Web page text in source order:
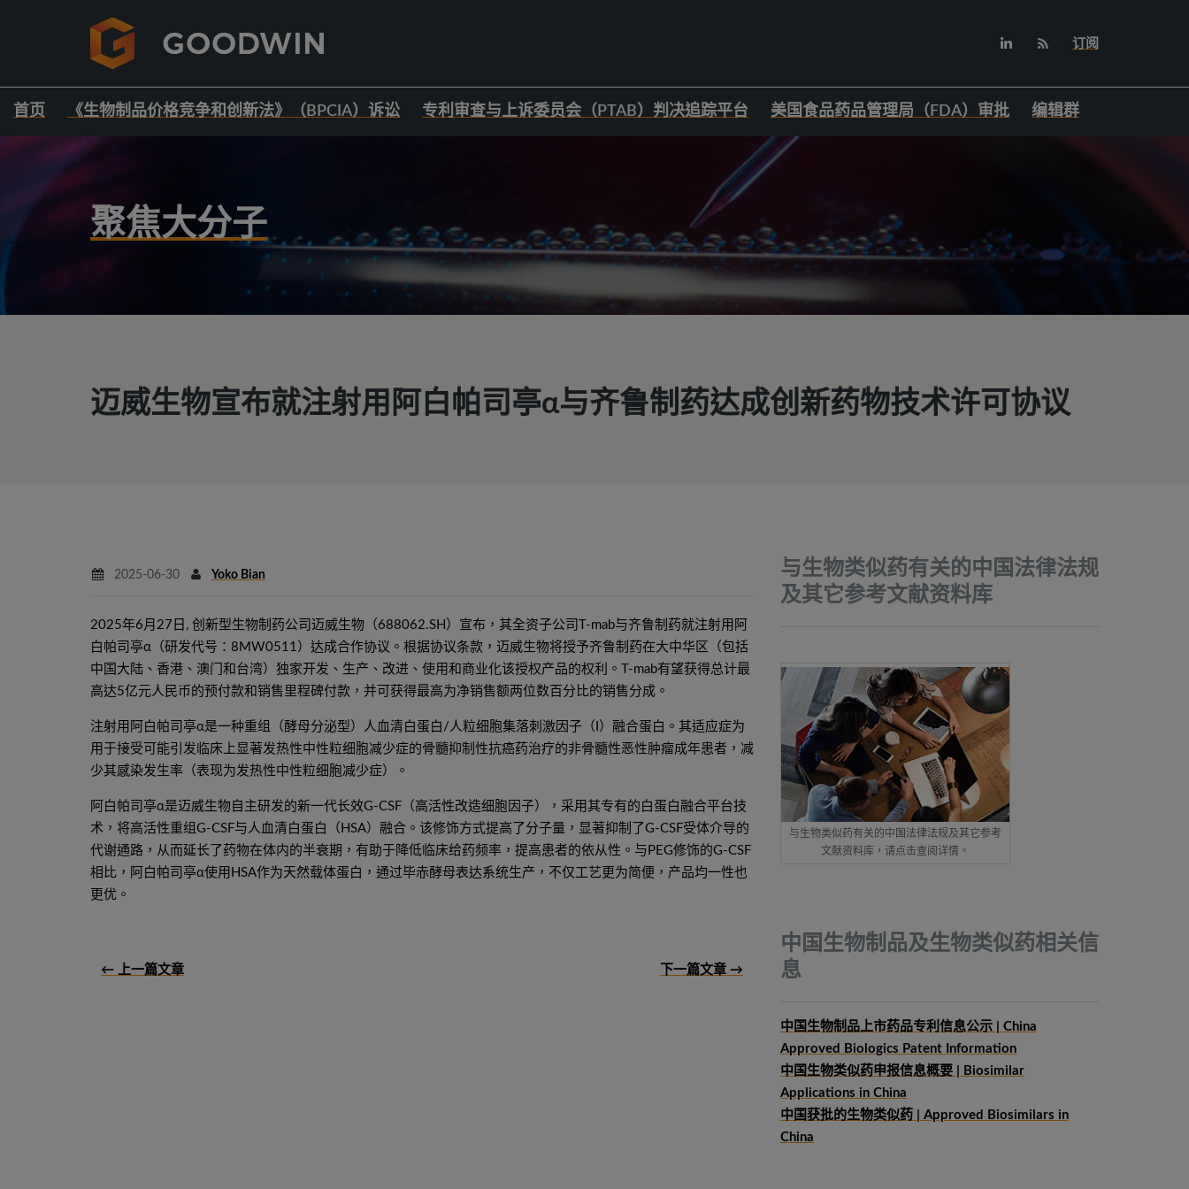
订阅
首页 《生物制品价格竞争和创新法》（BPCIA）诉讼 专利审查与上诉委员会（PTAB）判决追踪平台 美国食品药品管理局（FDA）审批 编辑群
聚焦大分子
迈威生物宣布就注射用阿白帕司亭α与齐鲁制药达成创新药物技术许可协议
2025-06-30 Yoko Bian
2025年6月27日, 创新型生物制药公司迈威生物（688062.SH）宣布，其全资子公司T-mab与齐鲁制药就注射用阿
白帕司亭α（研发代号：8MW0511）达成合作协议。根据协议条款，迈威生物将授予齐鲁制药在大中华区（包括
中国大陆、香港、澳门和台湾）独家开发、生产、改进、使用和商业化该授权产品的权利。T-mab有望获得总计最
高达5亿元人民币的预付款和销售里程碑付款，并可获得最高为净销售额两位数百分比的销售分成。
注射用阿白帕司亭α是一种重组（酵母分泌型）人血清白蛋白/人粒细胞集落刺激因子（I）融合蛋白。其适应症为
用于接受可能引发临床上显著发热性中性粒细胞减少症的骨髓抑制性抗癌药治疗的非骨髓性恶性肿瘤成年患者，减
少其感染发生率（表现为发热性中性粒细胞减少症）。
阿白帕司亭α是迈威生物自主研发的新一代长效G-CSF（高活性改造细胞因子），采用其专有的白蛋白融合平台技
术，将高活性重组G-CSF与人血清白蛋白（HSA）融合。该修饰方式提高了分子量，显著抑制了G-CSF受体介导的
代谢通路，从而延长了药物在体内的半衰期，有助于降低临床给药频率，提高患者的依从性。与PEG修饰的G-CSF
相比，阿白帕司亭α使用HSA作为天然载体蛋白，通过毕赤酵母表达系统生产，不仅工艺更为简便，产品均一性也
更优。
← 上一篇文章 下一篇文章 →
与生物类似药有关的中国法律法规
及其它参考文献资料库
与生物类似药有关的中国法律法规及其它参考
文献资料库，请点击查阅详情。
中国生物制品及生物类似药相关信
息
中国生物制品上市药品专利信息公示 | China
Approved Biologics Patent Information
中国生物类似药申报信息概要 | Biosimilar
Applications in China
中国获批的生物类似药 | Approved Biosimilars in
China